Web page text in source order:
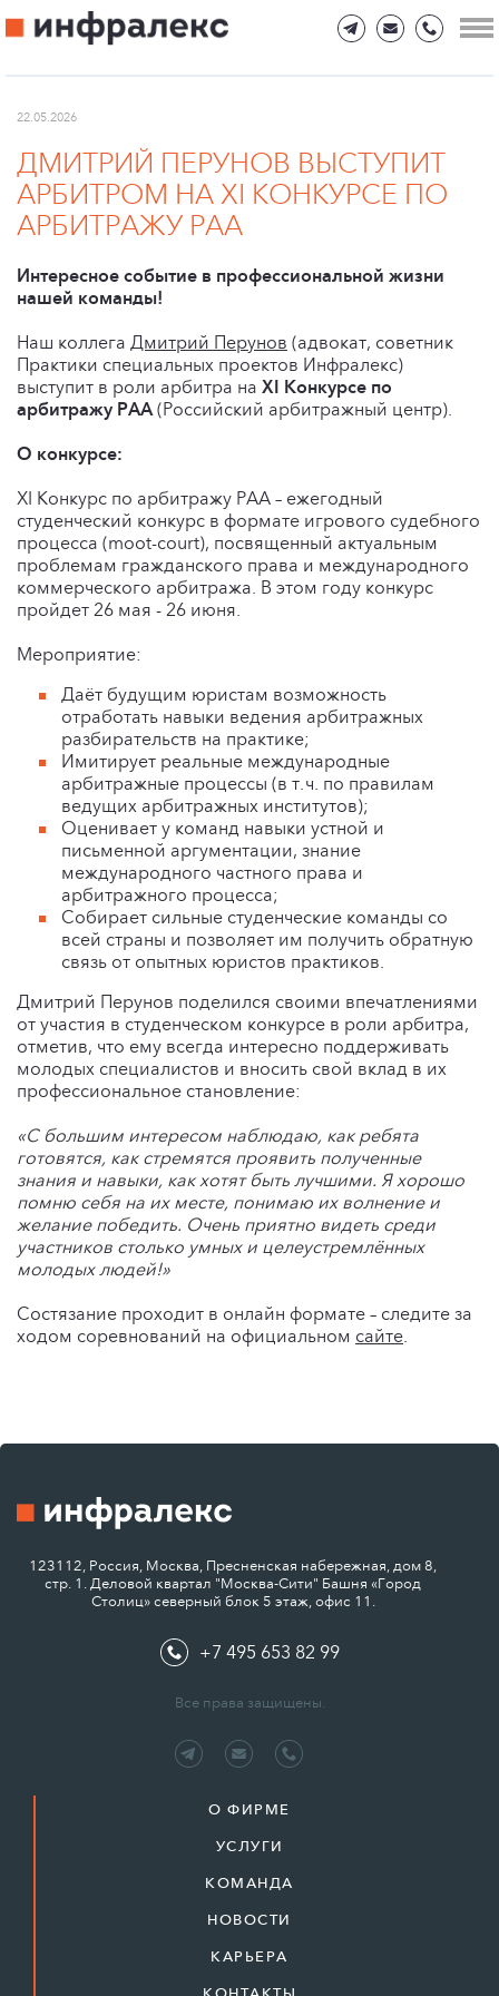
22.05.2026
ДМИТРИЙ ПЕРУНОВ ВЫСТУПИТ
АРБИТРОМ НА XI КОНКУРСЕ ПО
АРБИТРАЖУ РАА
Интересное событие в профессиональной жизни
нашей команды!
Наш коллега Дмитрий Перунов (адвокат, советник
Практики специальных проектов Инфралекс)
выступит в роли арбитра на XI Конкурсе по
арбитражу РАА(Российский арбитражный центр).
О конкурсе:
XI Конкурс по арбитражу РАА – ежегодный
студенческий конкурс в формате игрового судебного
процесса (moot-court), посвященный актуальным
проблемам гражданского права и международного
коммерческого арбитража. В этом году конкурс
пройдет 26 мая - 26 июня.
Мероприятие:
Даёт будущим юристам возможность
отработать навыки ведения арбитражных
разбирательств на практике;
Имитирует реальные международные
арбитражные процессы (в т. ч. по правилам
ведущих арбитражных институтов);
Оценивает у команд навыки устной и
письменной аргументации, знание
международного частного права и
арбитражного процесса;
Собирает сильные студенческие команды со
всей страны и позволяет им получить обратную
связь от опытных юристов практиков.
Дмитрий Перунов поделился своими впечатлениями
от участия в студенческом конкурсе в роли арбитра,
отметив, что ему всегда интересно поддерживать
молодых специалистов и вносить свой вклад в их
профессиональное становление:
«С большим интересом наблюдаю, как ребята
готовятся, как стремятся проявить полученные
знания и навыки, как хотят быть лучшими. Я хорошо
помню себя на их месте, понимаю их волнение и
желание победить. Очень приятно видеть среди
участников столько умных и целеустремлённых
молодых людей!»
Состязание проходит в онлайн формате – следите за
ходом соревнований на официальном сайте.
123112, Россия, Москва, Пресненская набережная, дом 8,
стр. 1. Деловой квартал "Москва-Сити" Башня «Город
Столиц» северный блок 5 этаж, офис 11.
+7 495 653 82 99
Все права защищены.
О ФИРМЕ
УСЛУГИ
КОМАНДА
НОВОСТИ
КАРЬЕРА